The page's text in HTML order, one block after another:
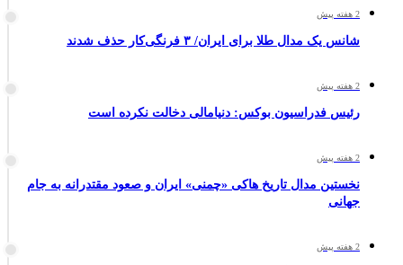
2 هفته پیش
شانس یک مدال طلا برای ایران/ ۳ فرنگی‌کار حذف شدند
2 هفته پیش
رئیس فدراسیون بوکس: دنیامالی دخالت نکرده است
2 هفته پیش
نخستین مدال تاریخ هاکی «چمنی» ایران و صعود مقتدرانه به جام
جهانی
2 هفته پیش